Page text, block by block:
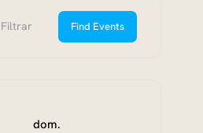
Filtrar Find Events
dom.